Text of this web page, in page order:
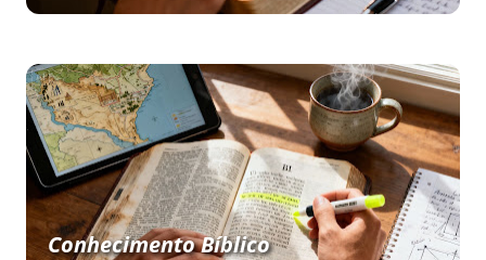
Conhecimento Bíblico